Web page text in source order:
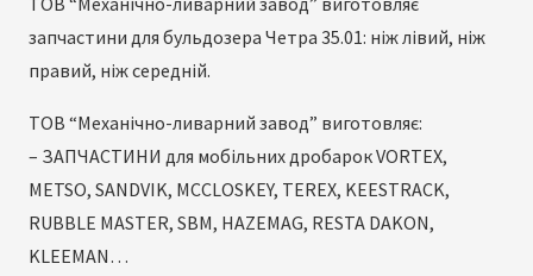
запчастини для бульдозера Четра 35.01: ніж лівий, ніж
правий, ніж середній.
ТОВ “Механічно-ливарний завод” виготовляє:
– ЗАПЧАСТИНИ для мобільних дробарок VORTEX,
METSO, SANDVIK, MCCLOSKEY, TEREX, KEESTRACK,
RUBBLE MASTER, SBM, HAZEMAG, RESTA DAKON,
KLEEMAN…